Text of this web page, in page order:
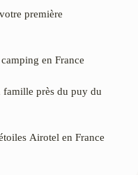
première
en France
famille près du puy du
Airotel en France